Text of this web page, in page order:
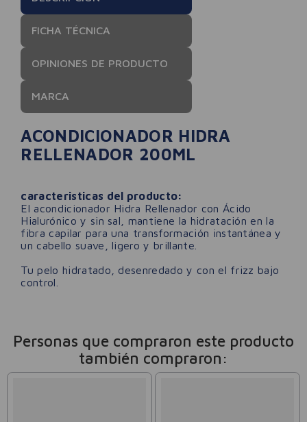
FICHA TÉCNICA
OPINIONES DE PRODUCTO
MARCA
ACONDICIONADOR HIDRA
RELLENADOR 200ML
caracteristicas del producto:
El acondicionador Hidra Rellenador con Ácido
Hialurónico y sin sal, mantiene la hidratación en la
fibra capilar para una transformación instantánea y
un cabello suave, ligero y brillante.
Tu pelo hidratado, desenredado y con el frizz bajo
control.
Personas que compraron este producto
también compraron: